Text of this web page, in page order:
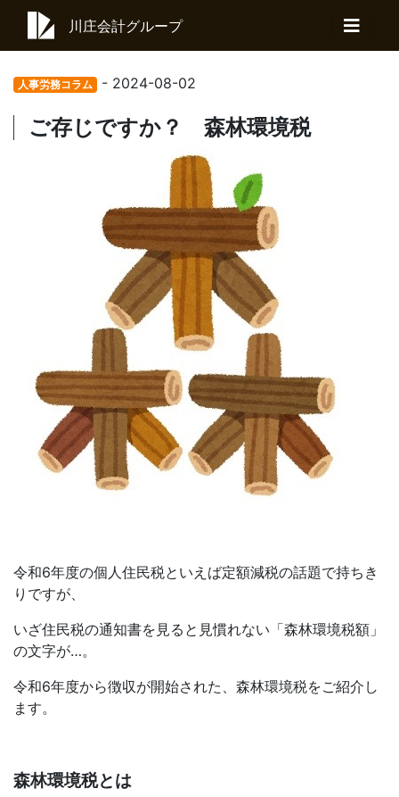
川庄会計グループ
人事労務コラム - 2024-08-02
ご存じですか？ 森林環境税
令和6年度の個人住民税といえば定額減税の話題で持ちき
りですが、
いざ住民税の通知書を見ると見慣れない「森林環境税額」
の文字が…。
令和6年度から徴収が開始された、森林環境税をご紹介し
ます。
森林環境税とは